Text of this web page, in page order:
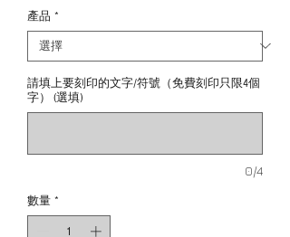
產品 *
請填上要刻印的文字/符號（免費刻印只限4個
字） (選填)
0/4
數量 *